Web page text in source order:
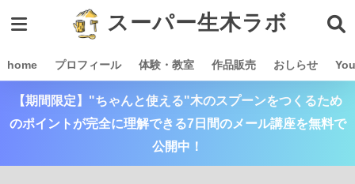
スーパー生木ラボ
home プロフィール 体験・教室 作品販売 おしらせ
【期間限定】"ちゃんと使える"木のスプーンをつくるため
のポイントが完全に理解できる7日間のメール講座を無料で
公開中！